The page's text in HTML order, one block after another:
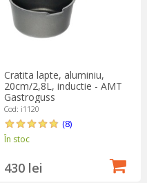
Cratita lapte, aluminiu,
20cm/2,8L, inductie - AMT
Gastroguss
Cod: i1120
(8)
În stoc
430 lei